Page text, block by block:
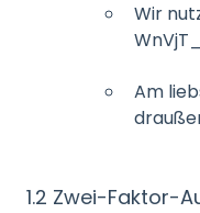
Wir
Am
1.2 Zwei-Faktor-